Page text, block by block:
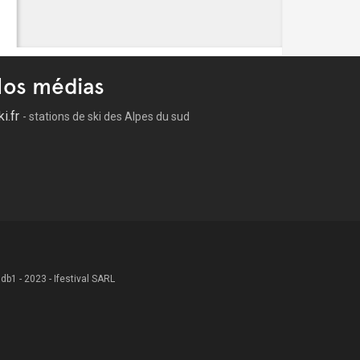
médias
- stations de ski des Alpes du sud
- 2023 - Ifestival SARL